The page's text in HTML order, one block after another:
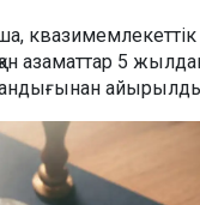
азаматтар 5